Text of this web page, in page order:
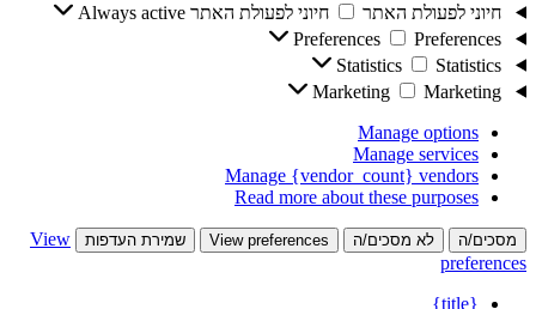
חיוני לפעולת האתר חיוני לפעולת האתר Always active
Preferences
Preferences
Statistics
Statistics
Marketing
Marketing
Manage options
Manage services
Manage {vendor_count} vendors
Read more about these purposes
מסכים/ה לא מסכים/ה View preferences שמירת העדפות
View
preferences
{title}